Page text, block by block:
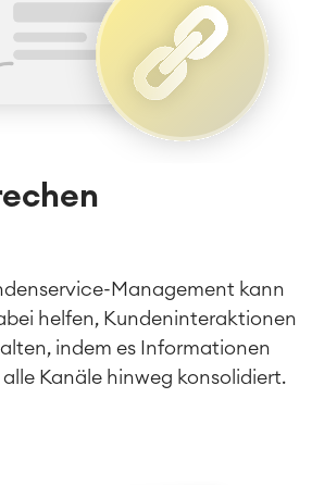
Management kann
helfen, Kundeninteraktionen
indem es Informationen
alle Kanäle hinweg konsolidiert.